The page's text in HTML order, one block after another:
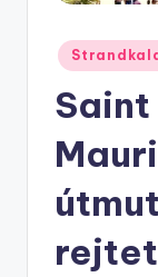
Posted
in
Saint